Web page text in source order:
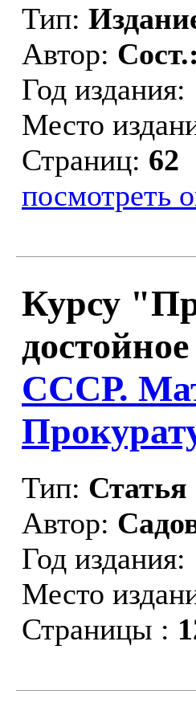
Тип:
Автор:
Год издания:
Место
Страниц: 62
посмотреть
Курсу
СССР.
Тип: Статья
Автор:
Год издания:
Место
Страницы :